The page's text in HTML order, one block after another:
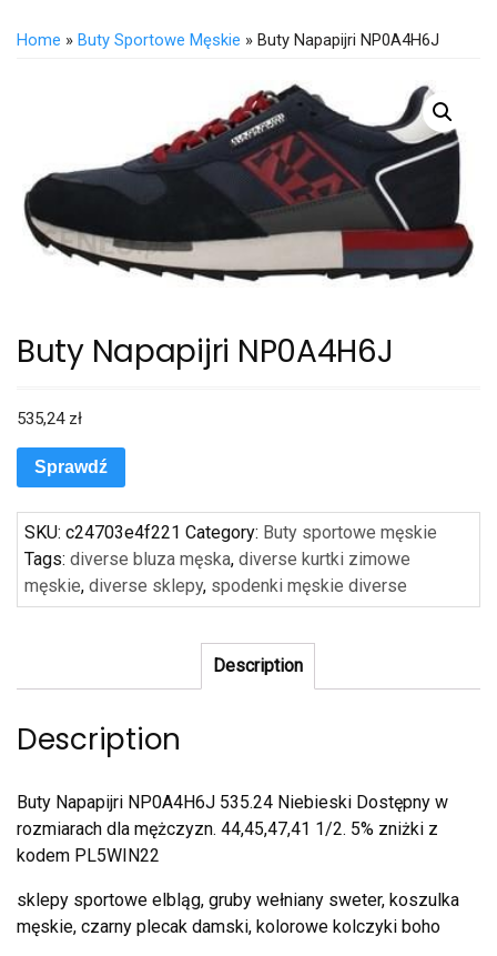
Home » Buty Sportowe Męskie » Buty Napapijri NP0A4H6J
Buty Napapijri NP0A4H6J
535,24 zł
Sprawdź
SKU: c24703e4f221 Category: Buty sportowe męskie
Tags: diverse bluza męska, diverse kurtki zimowe
męskie, diverse sklepy, spodenki męskie diverse
Description
Description
Buty Napapijri NP0A4H6J 535.24 Niebieski Dostępny w
rozmiarach dla mężczyzn. 44,45,47,41 1/2. 5% zniżki z
kodem PL5WIN22
sklepy sportowe elbląg, gruby wełniany sweter, koszulka
męskie, czarny plecak damski, kolorowe kolczyki boho